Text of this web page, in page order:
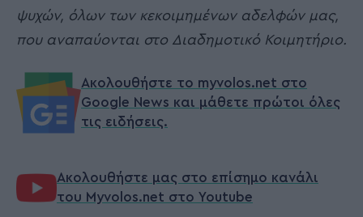
ψυχών, όλων των κεκοιμημένων αδελφών μας,
που αναπαύονται στο Διαδημοτικό Κοιμητήριο.
Ακολουθήστε το myvolos.net στο
Google News και μάθετε πρώτοι όλες
τις ειδήσεις.
Ακολουθήστε μας στο επίσημο κανάλι
του Myvolos.net στο Youtube